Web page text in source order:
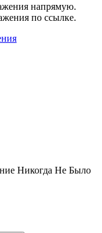
напрямую.
по ссылке.
Никогда Не Было